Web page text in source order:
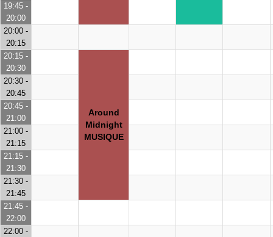
19:45 -
20:00
20:00 -
20:15
20:15 -
20:30
Around
Midnight
MUSIQUE
20:30 -
20:45
20:45 -
21:00
21:00 -
21:15
21:15 -
21:30
21:30 -
21:45
21:45 -
22:00
22:00 -